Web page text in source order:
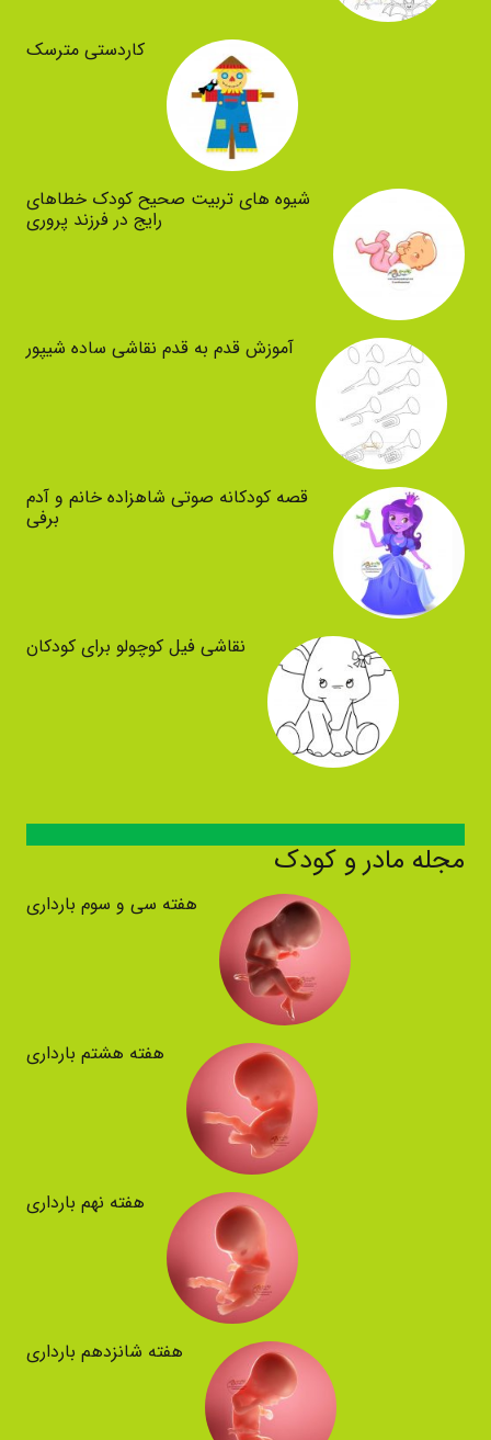
کاردستی مترسک
شیوه های تربیت صحیح کودک خطاهای
رایج در فرزند پروری
آموزش قدم به قدم نقاشی ساده شیپور
قصه کودکانه صوتی شاهزاده خانم و آدم
برفی
نقاشی فیل کوچولو برای کودکان
مجله مادر و کودک
هفته سی و سوم بارداری
هفته هشتم بارداری
هفته نهم بارداری
هفته شانزدهم بارداری